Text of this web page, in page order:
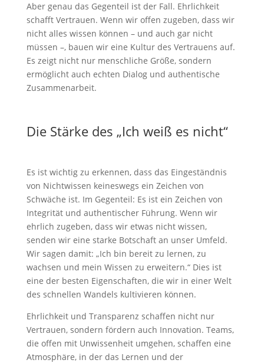
Aber genau das Gegenteil ist der Fall. Ehrlichkeit
schafft Vertrauen. Wenn wir offen zugeben, dass wir
nicht alles wissen können – und auch gar nicht
müssen –, bauen wir eine Kultur des Vertrauens auf.
Es zeigt nicht nur menschliche Größe, sondern
ermöglicht auch echten Dialog und authentische
Zusammenarbeit.
Die Stärke des „Ich weiß es nicht“
Es ist wichtig zu erkennen, dass das Eingeständnis
von Nichtwissen keineswegs ein Zeichen von
Schwäche ist. Im Gegenteil: Es ist ein Zeichen von
Integrität und authentischer Führung. Wenn wir
ehrlich zugeben, dass wir etwas nicht wissen,
senden wir eine starke Botschaft an unser Umfeld.
Wir sagen damit: „Ich bin bereit zu lernen, zu
wachsen und mein Wissen zu erweitern.“ Dies ist
eine der besten Eigenschaften, die wir in einer Welt
des schnellen Wandels kultivieren können.
Ehrlichkeit und Transparenz schaffen nicht nur
Vertrauen, sondern fördern auch Innovation. Teams,
die offen mit Unwissenheit umgehen, schaffen eine
Atmosphäre, in der das Lernen und der